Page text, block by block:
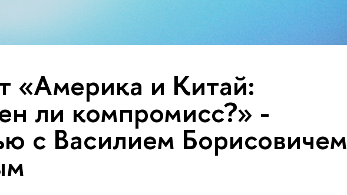
«Америка и Китай:
ли компромисс?» -
с Василием Борисовичем